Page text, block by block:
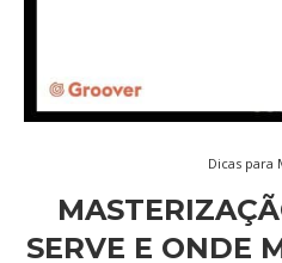
Dicas para
SERVE E ONDE